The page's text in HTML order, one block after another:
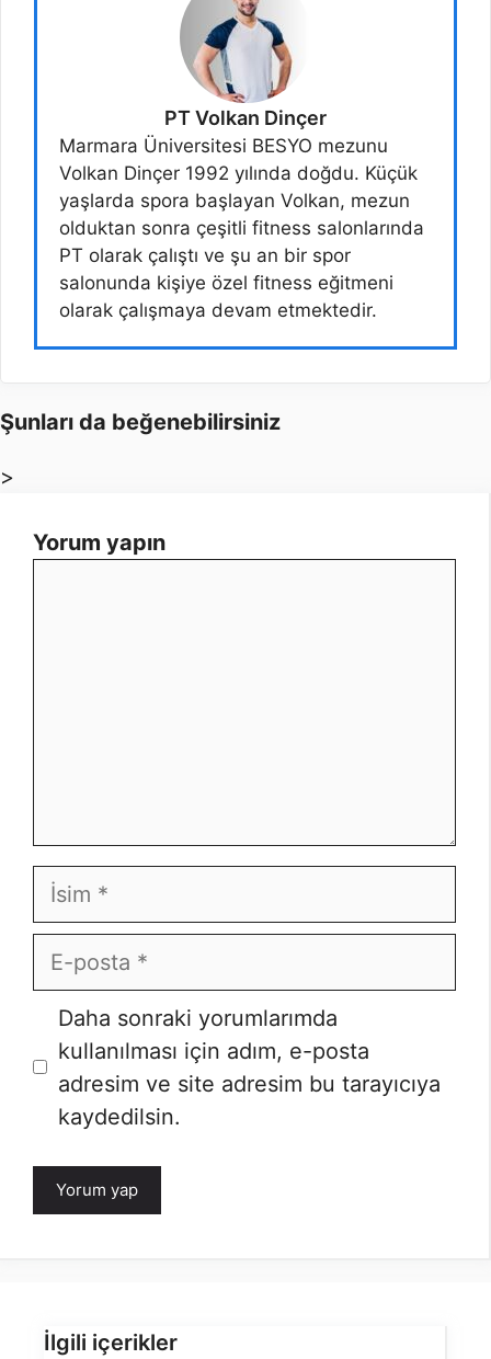
PT Volkan Dinçer
Marmara Üniversitesi BESYO mezunu
Volkan Dinçer 1992 yılında doğdu. Küçük
yaşlarda spora başlayan Volkan, mezun
olduktan sonra çeşitli fitness salonlarında
PT olarak çalıştı ve şu an bir spor
salonunda kişiye özel fitness eğitmeni
olarak çalışmaya devam etmektedir.
Şunları da beğenebilirsiniz
>
Yorum yapın
İsim
E-
posta
Daha sonraki yorumlarımda
kullanılması için adım, e-posta
adresim ve site adresim bu tarayıcıya
kaydedilsin.
İlgili içerikler